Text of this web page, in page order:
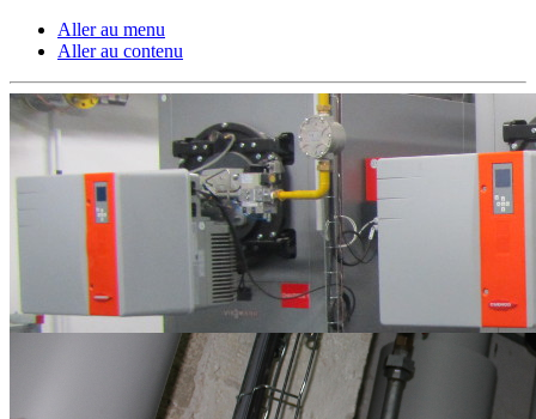
Aller au menu
Aller au contenu